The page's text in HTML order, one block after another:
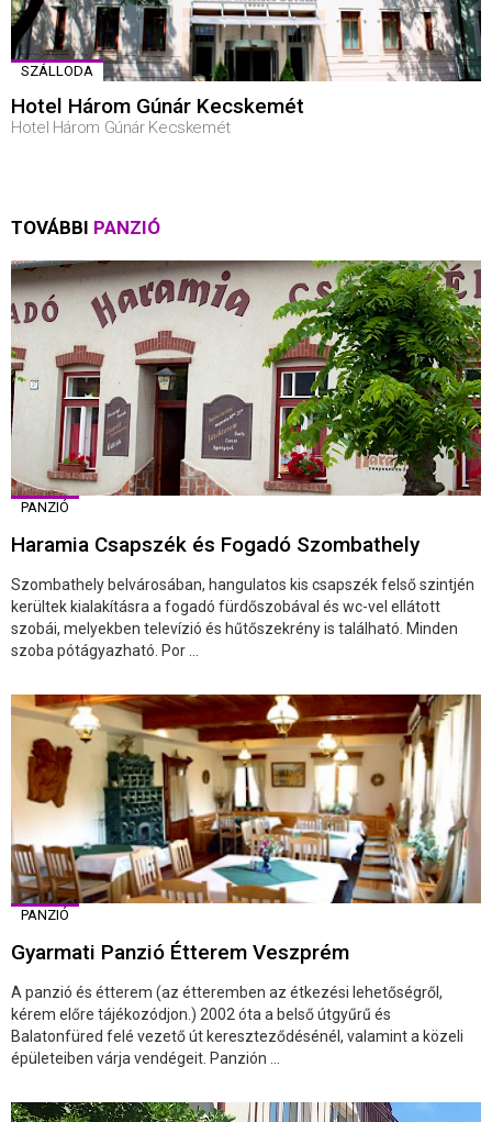
SZÁLLODA
Hotel Három Gúnár Kecskemét
Hotel Három Gúnár Kecskemét
TOVÁBBI PANZIÓ
PANZIÓ
Haramia Csapszék és Fogadó Szombathely
Szombathely belvárosában, hangulatos kis csapszék felső szintjén
kerültek kialakításra a fogadó fürdőszobával és wc-vel ellátott
szobái, melyekben televízió és hűtőszekrény is található. Minden
szoba pótágyazható. Por ...
PANZIÓ
Gyarmati Panzió Étterem Veszprém
A panzió és étterem (az étteremben az étkezési lehetőségről,
kérem előre tájékozódjon.) 2002 óta a belső útgyűrű és
Balatonfüred felé vezető út kereszteződésénél, valamint a közeli
épületeiben várja vendégeit. Panzión ...